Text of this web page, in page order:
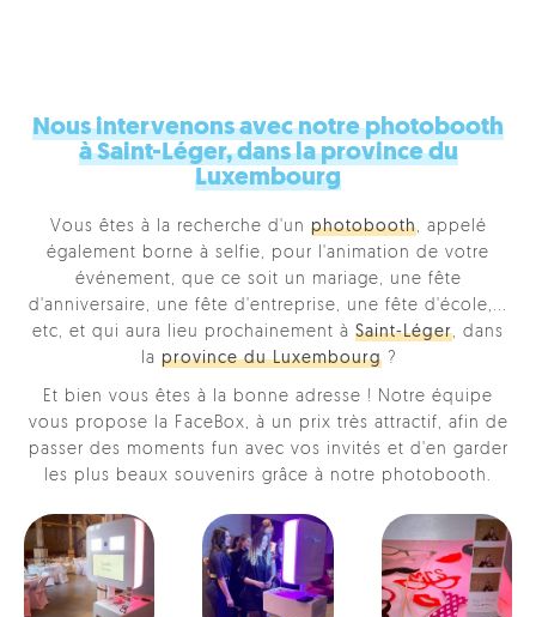
Nous intervenons avec notre photobooth
à Saint-Léger, dans la province du
Luxembourg
Vous êtes à la recherche d'un photobooth, appelé
également borne à selfie, pour l'animation de votre
événement, que ce soit un mariage, une fête
d'anniversaire, une fête d'entreprise, une fête d'école,...
etc, et qui aura lieu prochainement à Saint-Léger, dans
la province du Luxembourg?
Et bien vous êtes à la bonne adresse ! Notre équipe
vous propose la FaceBox, à un prix très attractif, afin de
passer des moments fun avec vos invités et d'en garder
les plus beaux souvenirs grâce à notre photobooth.